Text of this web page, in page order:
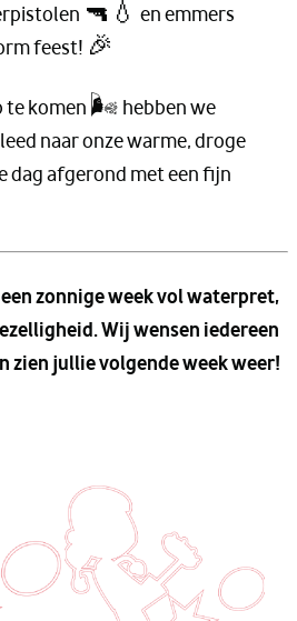
🔫💧 en emmers
feest! 🎉
te komen 🌬️ hebben we
naar onze warme, droge
dag afgerond met een fijn
zonnige week vol waterpret,
Wij wensen iedereen
zien jullie volgende week weer!